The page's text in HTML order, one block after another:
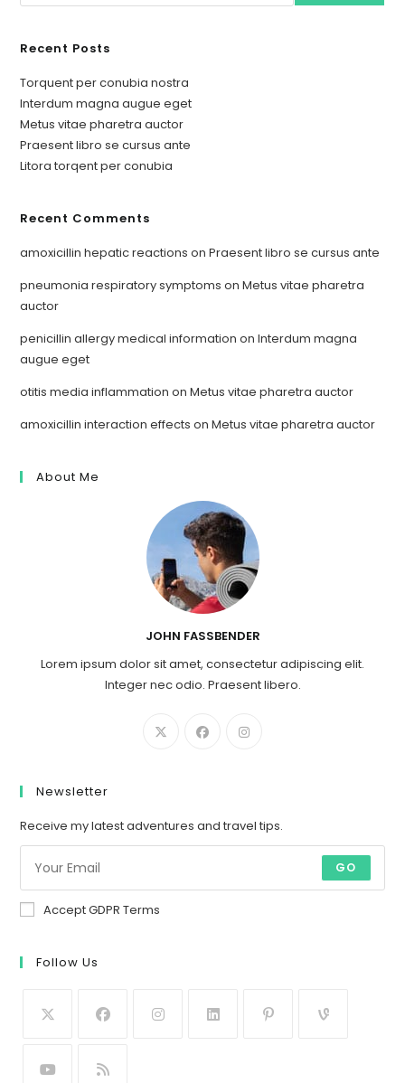
Recent Posts
Torquent per conubia nostra
Interdum magna augue eget
Metus vitae pharetra auctor
Praesent libro se cursus ante
Litora torqent per conubia
Recent Comments
amoxicillin hepatic reactions onPraesent libro se cursus ante
pneumonia respiratory symptoms onMetus vitae pharetra
auctor
penicillin allergy medical information onInterdum magna
augue eget
otitis media inflammation onMetus vitae pharetra auctor
amoxicillin interaction effects onMetus vitae pharetra auctor
About Me
JOHN FASSBENDER
Lorem ipsum dolor sit amet, consectetur adipiscing elit.
Integer nec odio. Praesent libero.
Newsletter
Receive my latest adventures and travel tips.
GO
Accept GDPR Terms
Follow Us